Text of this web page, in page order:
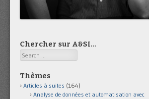
Chercher sur A&SI…
Search
Thèmes
Articles à suites (164)
Analyse de données et automatisation avec